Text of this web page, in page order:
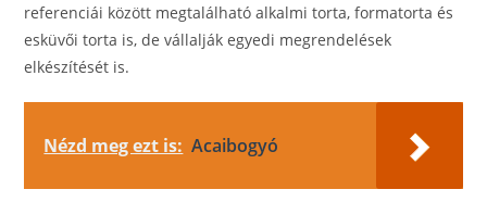
referenciái között megtalálható alkalmi torta, formatorta és
esküvői torta is, de vállalják egyedi megrendelések
elkészítését is.
Nézd meg ezt is: Acaibogyó